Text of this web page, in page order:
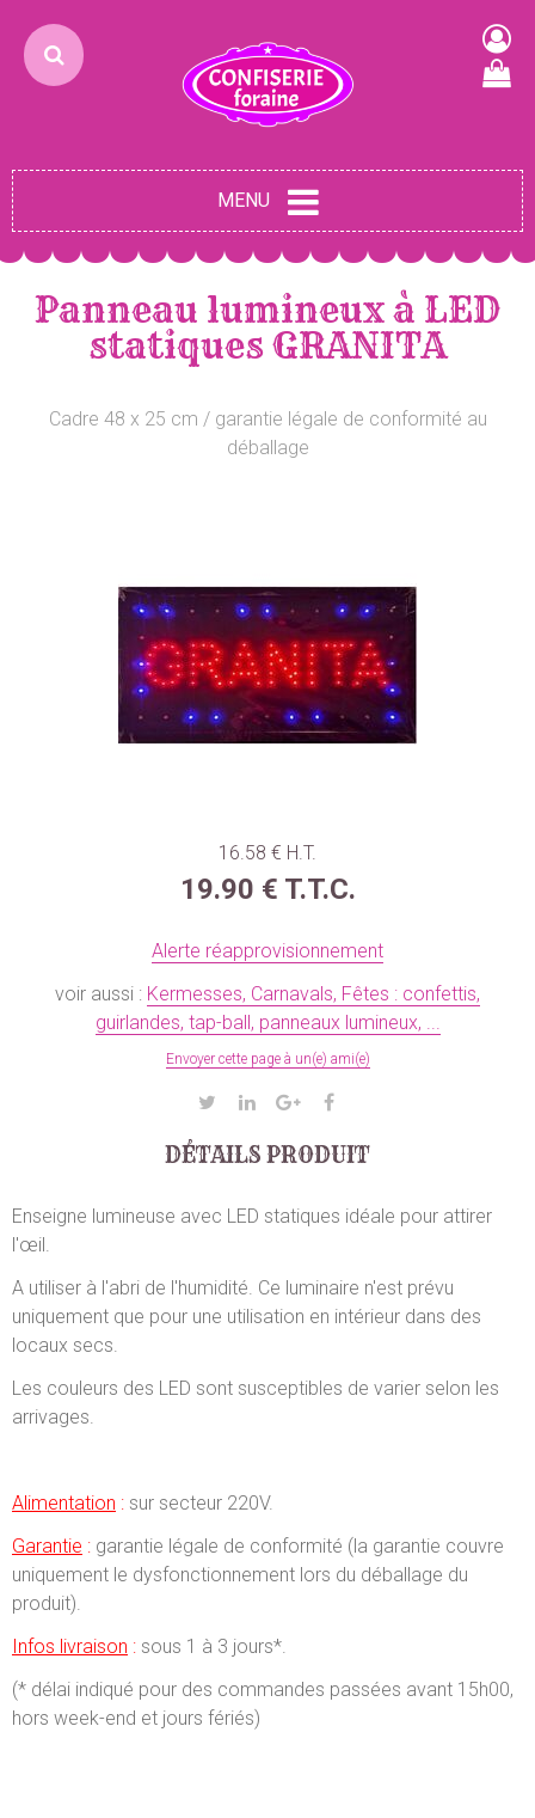
MENU
Panneau lumineux à LED
statiques GRANITA
Cadre 48 x 25 cm / garantie légale de conformité au
déballage
16.58 € H.T.
19.90 € T.T.C.
Alerte réapprovisionnement
voir aussi : Kermesses, Carnavals, Fêtes : confettis,
guirlandes, tap-ball, panneaux lumineux, ...
Envoyer cette page à un(e) ami(e)
DÉTAILS PRODUIT
Enseigne lumineuse avec LED statiques idéale pour attirer
l'œil.
A utiliser à l'abri de l'humidité. Ce luminaire n'est prévu
uniquement que pour une utilisation en intérieur dans des
locaux secs.
Les couleurs des LED sont susceptibles de varier selon les
arrivages.
Alimentation : sur secteur 220V.
Garantie : garantie légale de conformité (la garantie couvre
uniquement le dysfonctionnement lors du déballage du
produit).
Infos livraison : sous 1 à 3 jours*.
(* délai indiqué pour des commandes passées avant 15h00,
hors week-end et jours fériés)